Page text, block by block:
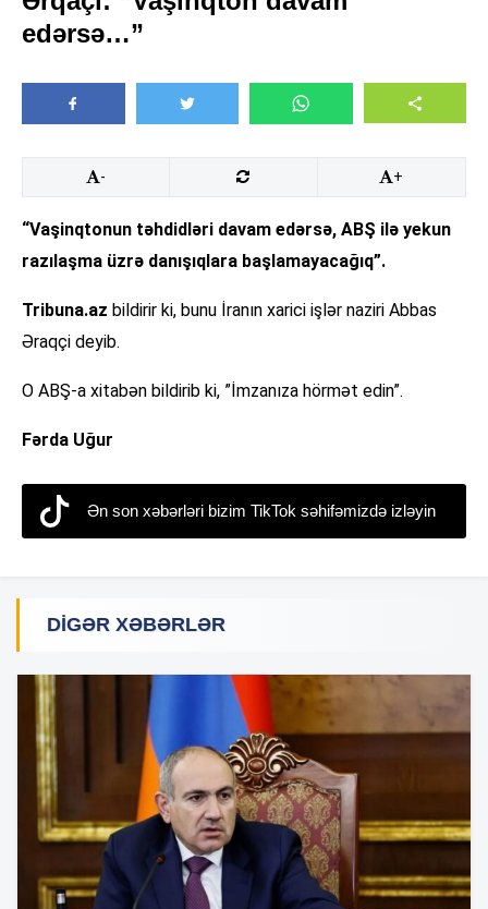
edərsə…”
- +
“Vaşinqtonun təhdidləri davam edərsə, ABŞ ilə yekun
razılaşma üzrə danışıqlara başlamayacağıq”.
Tribuna.az bildirir ki, bunu İranın xarici işlər naziri Abbas
Əraqçi deyib.
O ABŞ-a xitabən bildirib ki, ”İmzanıza hörmət edin”.
Fərda Uğur
Ən son xəbərləri bizim TikTok səhifəmizdə izləyin
DIGƏR XƏBƏRLƏR